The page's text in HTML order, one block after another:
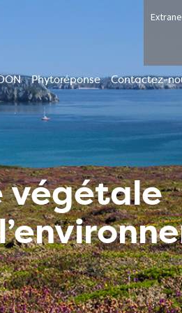
Phytoréponse Contactez-
végétale